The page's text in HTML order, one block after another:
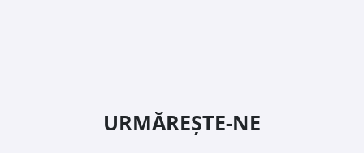
URMĂREȘTE-NE